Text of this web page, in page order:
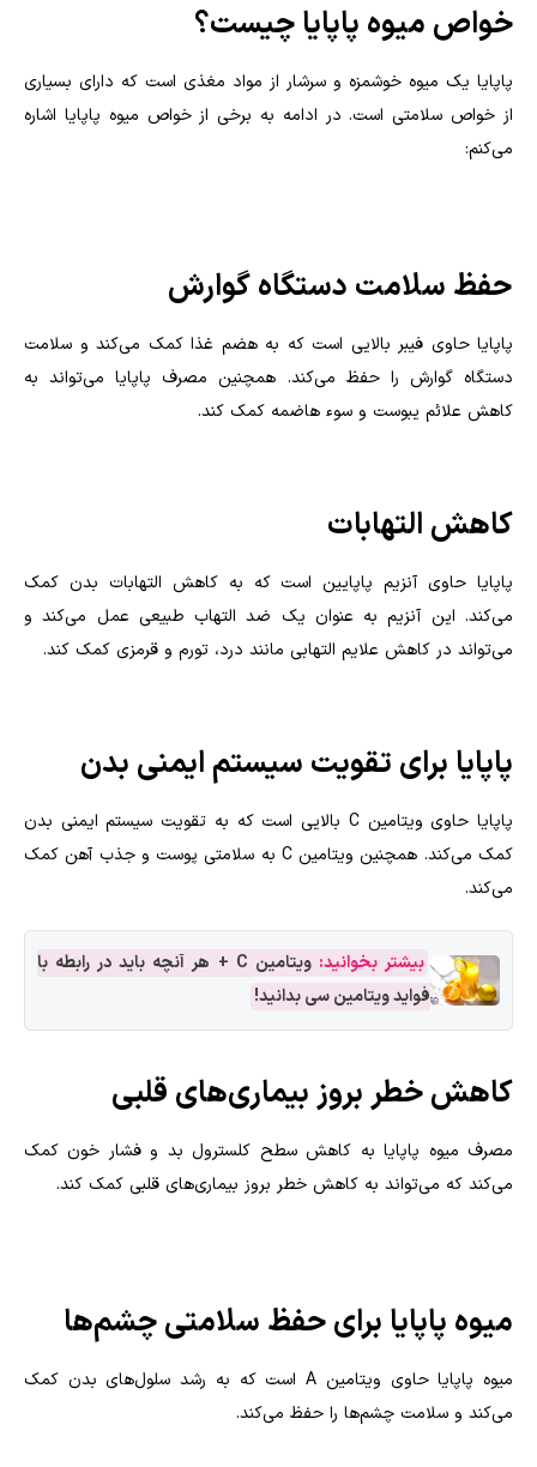
خواص میوه پاپایا چیست؟
پاپایا یک میوه خوشمزه و سرشار از مواد مغذی است که دارای بسیاری
از خواص سلامتی است. در ادامه به برخی از خواص میوه پاپایا اشاره
می‌کنم:
حفظ سلامت دستگاه گوارش
پاپایا حاوی فیبر بالایی است که به هضم غذا کمک می‌کند و سلامت
دستگاه گوارش را حفظ می‌کند. همچنین مصرف پاپایا می‌تواند به
کاهش علائم یبوست و سوء هاضمه کمک کند.
کاهش التهابات
پاپایا حاوی آنزیم پاپایین است که به کاهش التهابات بدن کمک
می‌کند. این آنزیم به عنوان یک ضد التهاب طبیعی عمل می‌کند و
می‌تواند در کاهش علایم التهابی مانند درد، تورم و قرمزی کمک کند.
پاپایا برای تقویت سیستم ایمنی بدن
پاپایا حاوی ویتامین C بالایی است که به تقویت سیستم ایمنی بدن
کمک می‌کند. همچنین ویتامین C به سلامتی پوست و جذب آهن کمک
می‌کند.
بیشتر بخوانید:
ویتامین C + هر آنچه باید در رابطه با
فواید ویتامین سی بدانید!
کاهش خطر بروز بیماری‌های قلبی
مصرف میوه پاپایا به کاهش سطح کلسترول بد و فشار خون کمک
می‌کند که می‌تواند به کاهش خطر بروز بیماری‌های قلبی کمک کند.
میوه پاپایا برای حفظ سلامتی چشم‌ها
میوه پاپایا حاوی ویتامین A است که به رشد سلول‌های بدن کمک
می‌کند و سلامت چشم‌ها را حفظ می‌کند.